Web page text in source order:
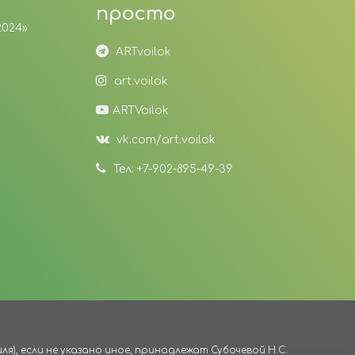
просто
ARTvoilok
art.voilok
ARTVoilok
vk.com/art.voilok
Тел: +7-902-895-49-39
если не указано иное, принадлежат Субочевой Н.С.